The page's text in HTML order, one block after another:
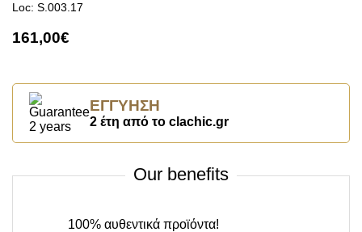
Loc: S.003.17
161,00€
ΕΓΓΎΗΣΗ
2 έτη από το clachic.gr
Our benefits
100% αυθεντικά προϊόντα!